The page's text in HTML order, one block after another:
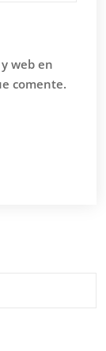
web en
comente.